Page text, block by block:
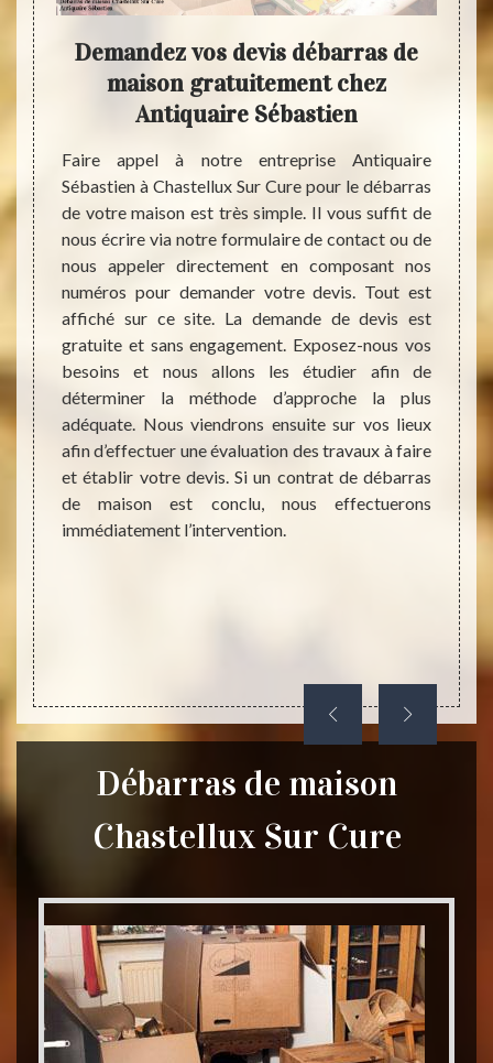
de
Le
tri et
et
les
de
en
de
ses
Demandez vos devis débarras de
maison gratuitement chez
Antiquaire Sébastien
Faire appel à notre entreprise Antiquaire
Sébastien à Chastellux Sur Cure pour le débarras
de votre maison est très simple. Il vous suffit de
nous écrire via notre formulaire de contact ou de
nous appeler directement en composant nos
numéros pour demander votre devis. Tout est
affiché sur ce site. La demande de devis est
gratuite et sans engagement. Exposez-nous vos
besoins et nous allons les étudier afin de
déterminer la méthode d’approche la plus
adéquate. Nous viendrons ensuite sur vos lieux
afin d’effectuer une évaluation des travaux à faire
et établir votre devis. Si un contrat de débarras
de maison est conclu, nous effectuerons
immédiatement l’intervention.
Une
très
en
Débarras de maison
Chastellux Sur Cure